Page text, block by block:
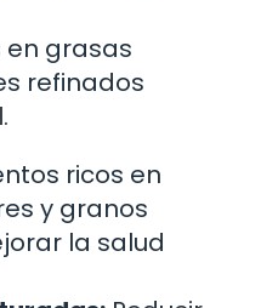
en grasas
refinados
ricos en
y granos
la salud